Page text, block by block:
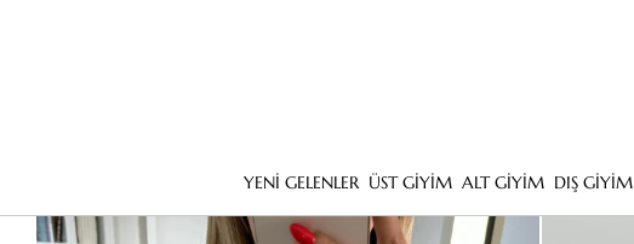
YENİ GELENLER ÜST GİYİM ALT GİYİM DIŞ GİYİM